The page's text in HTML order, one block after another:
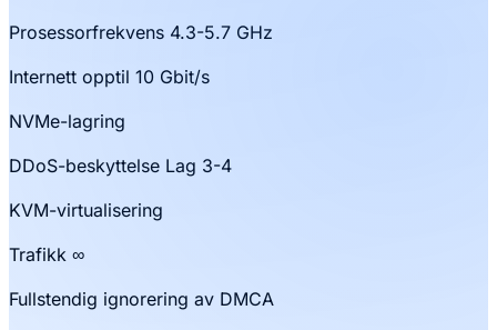
Prosessorfrekvens 4.3-5.7 GHz
Internett opptil 10 Gbit/s
NVMe-lagring
DDoS-beskyttelse Lag 3-4
KVM-virtualisering
Trafikk ∞
Fullstendig ignorering av DMCA